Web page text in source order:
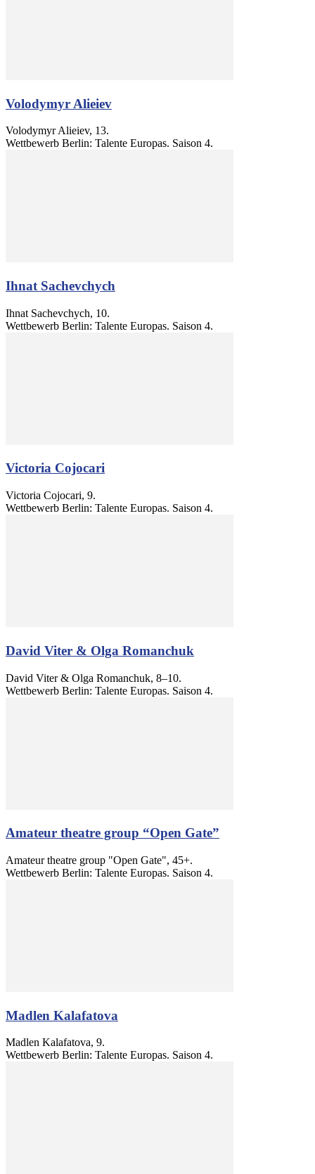
Volodymyr Alieiev
Volodymyr Alieiev, 13.
Wettbewerb Berlin: Talente Europas. Saison 4.
Ihnat Sachevchych
Ihnat Sachevchych, 10.
Wettbewerb Berlin: Talente Europas. Saison 4.
Victoria Cojocari
Victoria Cojocari, 9.
Wettbewerb Berlin: Talente Europas. Saison 4.
David Viter & Olga Romanchuk
David Viter & Olga Romanchuk, 8–10.
Wettbewerb Berlin: Talente Europas. Saison 4.
Amateur theatre group “Open Gate”
Amateur theatre group "Open Gate", 45+.
Wettbewerb Berlin: Talente Europas. Saison 4.
Madlen Kalafatova
Madlen Kalafatova, 9.
Wettbewerb Berlin: Talente Europas. Saison 4.